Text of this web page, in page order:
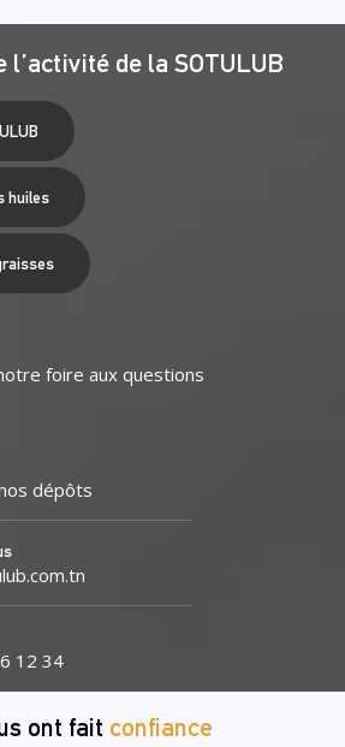
l’activité de la SOTULUB
huiles
foire aux questions
dépôts
12 34
ont fait confiance